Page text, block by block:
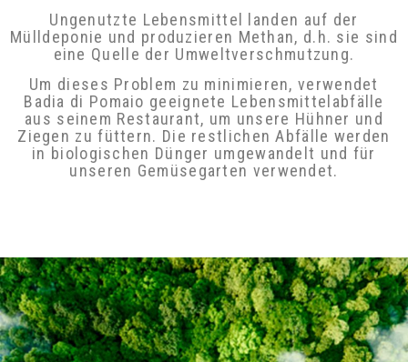
Ungenutzte Lebensmittel landen auf der
Mülldeponie und produzieren Methan, d.h. sie
sind eine Quelle der Umweltverschmutzung.
Um dieses Problem zu minimieren, verwendet
Badia di Pomaio geeignete Lebensmittelabfälle
aus seinem Restaurant, um unsere Hühner und
Ziegen zu füttern. Die restlichen Abfälle werden
in biologischen Dünger umgewandelt und für
unseren Gemüsegarten verwendet.